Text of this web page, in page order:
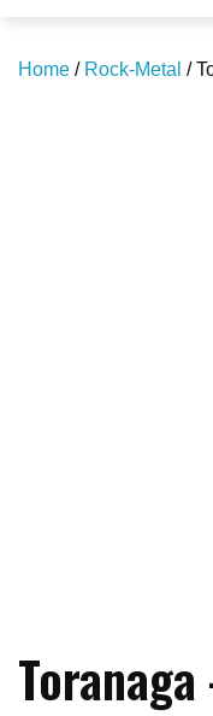
Home / Rock-Metal /
Toranaga